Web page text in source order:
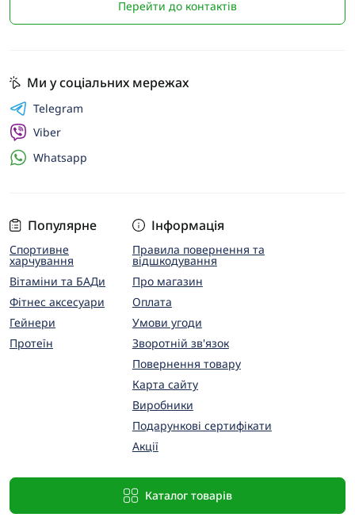
Перейти до контактів
Популярне
Спортивне
харчування
Вітаміни та БАДи
Фітнес аксесуари
Гейнери
Протеїн
Інформація
Правила повернення та
відшкодування
Про магазин
Оплата
Умови угоди
Зворотній зв'язок
Повернення товару
Карта сайту
Виробники
Подарункові сертифікати
Акції
Каталог товарів
Ми у соціальних мережах
Telegram
Viber
Whatsapp